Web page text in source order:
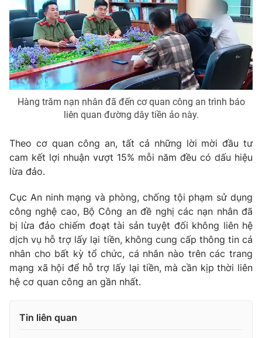
Hàng trăm nạn nhân đã đến cơ quan công an trình báo
liên quan đường dây tiền ảo này.
Theo cơ quan công an, tất cả những lời mời đầu tư
cam kết lợi nhuận vượt 15% mỗi năm đều có dấu hiệu
lừa đảo.
Cục An ninh mạng và phòng, chống tội phạm sử dụng
công nghệ cao, Bộ Công an đề nghị các nạn nhân đã
bị lừa đảo chiếm đoạt tài sản tuyệt đối không liên hệ
dịch vụ hỗ trợ lấy lại tiền, không cung cấp thông tin cá
nhân cho bất kỳ tổ chức, cá nhân nào trên các trang
mạng xã hội để hỗ trợ lấy lại tiền, mà cần kịp thời liên
hệ cơ quan công an gần nhất.
Tin liên quan